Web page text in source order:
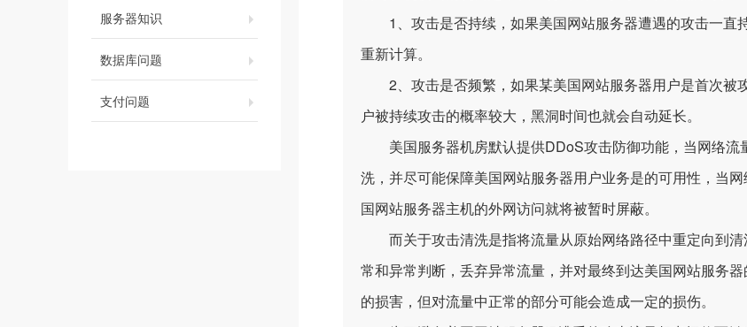
服务器知识
数据库问题
支付问题
1、攻击是否持续，如果美国网站服务器遭遇的攻击一直
重新计算。
2、攻击是否频繁，如果某美国网站服务器用户是首次被
户被持续攻击的概率较大，黑洞时间也就会自动延长。
美国服务器机房默认提供DDoS攻击防御功能，当网络
洗，并尽可能保障美国网站服务器用户业务是的可用性，当
国网站服务器主机的外网访问就将被暂时屏蔽。
而关于攻击清洗是指将流量从原始网络路径中重定向到清
常和异常判断，丢弃异常流量，并对最终到达美国网站服务
的损害，但对流量中正常的部分可能会造成一定的损伤。